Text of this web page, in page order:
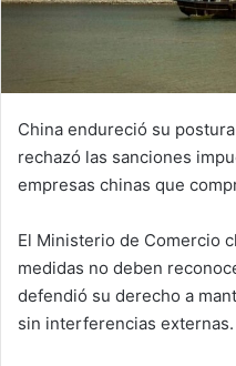
China endureció su
rechazó las sanciones
empresas chinas que
El Ministerio de Comercio
medidas no deben
defendió su derecho a
sin interferencias externas.